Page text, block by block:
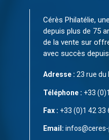
Cérès Philatélie,
depuis plus de 75
de la vente sur
avec succès
Adresse : 23 rue du
Téléphone : +33
Fax : +33 (0)1 42 33
Email: